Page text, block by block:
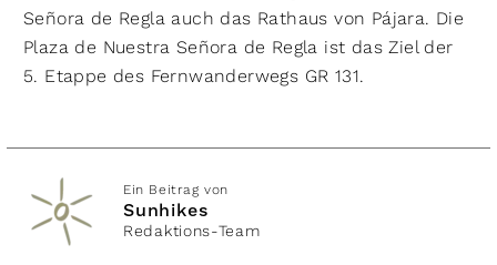
Señora de Regla auch das Rathaus von Pájara. Die
Plaza de Nuestra Señora de Regla ist das Ziel der
5. Etappe des Fernwanderwegs GR 131.
Ein Beitrag von
Sunhikes
Redaktions-Team